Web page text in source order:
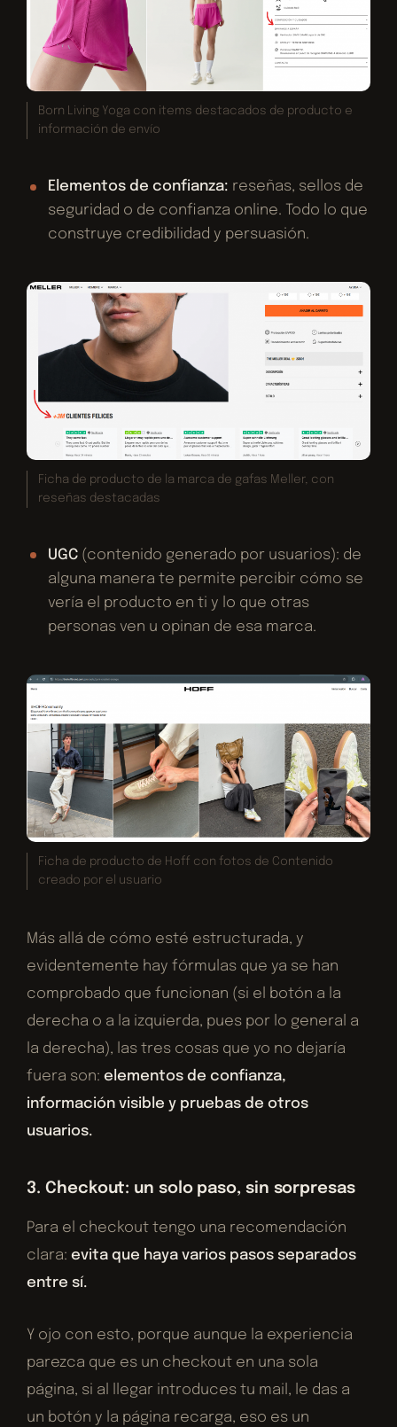
Born Living Yoga con items destacados de producto e
información de envío
Elementos de confianza: reseñas, sellos de
seguridad o de confianza online. Todo lo que
construye credibilidad y persuasión.
Ficha de producto de la marca de gafas Meller, con
reseñas destacadas
UGC (contenido generado por usuarios): de
alguna manera te permite percibir cómo se
vería el producto en ti y lo que otras
personas ven u opinan de esa marca.
Ficha de producto de Hoff con fotos de Contenido
creado por el usuario
Más allá de cómo esté estructurada, y
evidentemente hay fórmulas que ya se han
comprobado que funcionan (si el botón a la
derecha o a la izquierda, pues por lo general a
la derecha), las tres cosas que yo no dejaría
fuera son:elementos de confianza,
información visible y pruebas de otros
usuarios.
3. Checkout: un solo paso, sin sorpresas
Para el checkout tengo una recomendación
clara:evita que haya varios pasos separados
entre sí.
Y ojo con esto, porque aunque la experiencia
parezca que es un checkout en una sola
página, si al llegar introduces tu mail, le das a
un botón y la página recarga, eso es un